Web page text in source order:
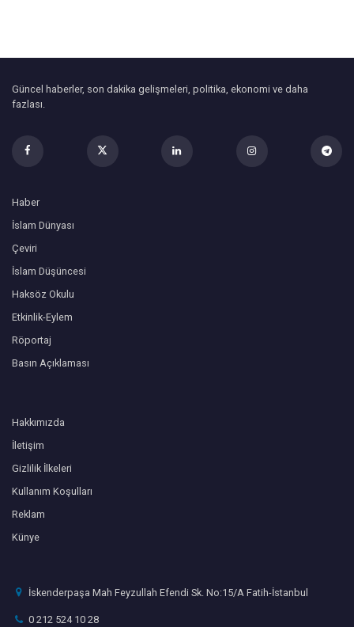
Güncel haberler, son dakika gelişmeleri, politika, ekonomi ve daha
fazlası.
Haber
İslam Dünyası
Çeviri
İslam Düşüncesi
Haksöz Okulu
Etkinlik-Eylem
Röportaj
Basın Açıklaması
Hakkımızda
İletişim
Gizlilik İlkeleri
Kullanım Koşulları
Reklam
Künye
İskenderpaşa Mah Feyzullah Efendi Sk. No:15/A Fatih-İstanbul
0 212 524 10 28